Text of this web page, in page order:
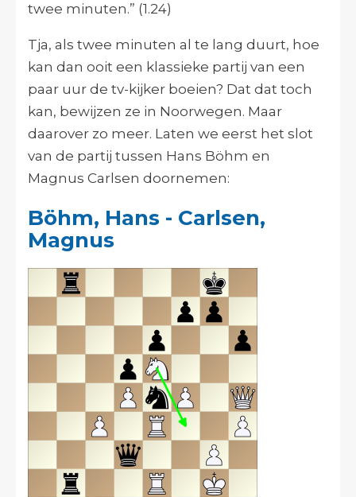
twee minuten.” (1.24)
Tja, als twee minuten al te lang duurt, hoe
kan dan ooit een klassieke partij van een
paar uur de tv-kijker boeien? Dat dat toch
kan, bewijzen ze in Noorwegen. Maar
daarover zo meer. Laten we eerst het slot
van de partij tussen Hans Böhm en
Magnus Carlsen doornemen:
Böhm, Hans - Carlsen,
Magnus